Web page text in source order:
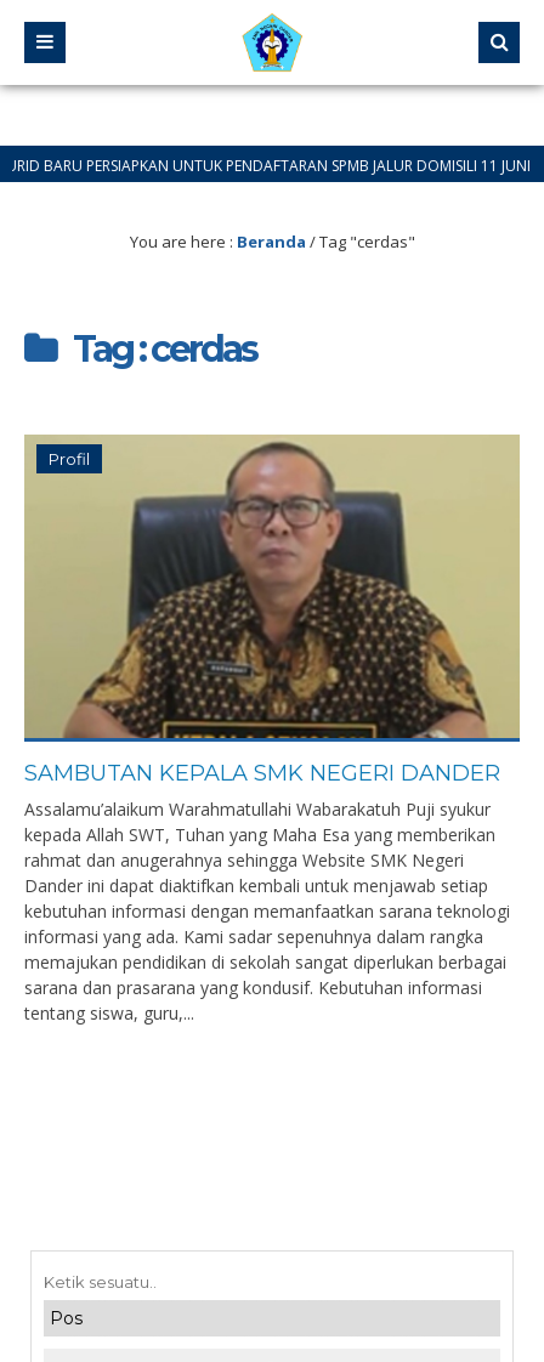
PERSIAPKAN UNTUK PENDAFTARAN SPMB JALUR DOMISILI 11 JUNI 2026
You are here : Beranda /Tag "cerdas"
Tag : cerdas
Profil
SAMBUTAN KEPALA SMK NEGERI DANDER
Assalamu’alaikum Warahmatullahi Wabarakatuh Puji syukur
kepada Allah SWT, Tuhan yang Maha Esa yang memberikan
rahmat dan anugerahnya sehingga Website SMK Negeri
Dander ini dapat diaktifkan kembali untuk menjawab setiap
kebutuhan informasi dengan memanfaatkan sarana teknologi
informasi yang ada. Kami sadar sepenuhnya dalam rangka
memajukan pendidikan di sekolah sangat diperlukan berbagai
sarana dan prasarana yang kondusif. Kebutuhan informasi
tentang siswa, guru,...